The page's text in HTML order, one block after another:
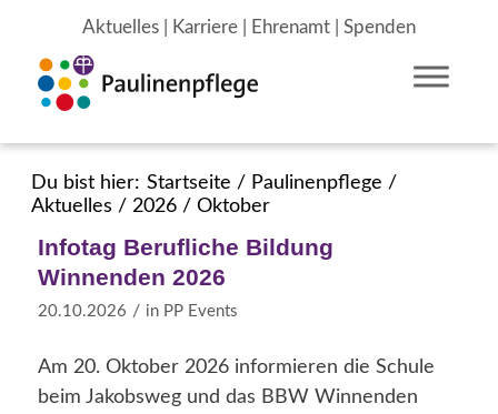
Aktuelles| Karriere| Ehrenamt| Spenden
Du bist hier: Startseite / Paulinenpflege /
Aktuelles / 2026 / Oktober
Infotag Berufliche Bildung
Winnenden 2026
20.10.2026 / in PP Events
Am 20. Oktober 2026 informieren die Schule
beim Jakobsweg und das BBW Winnenden